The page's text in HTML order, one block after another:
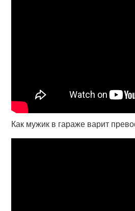
Как мужик в гараже варит